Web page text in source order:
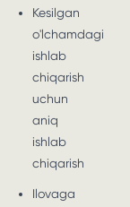
Kesilgan
o'lchamdagi
ishlab
chiqarish
uchun
aniq
ishlab
chiqarish
Ilovaga